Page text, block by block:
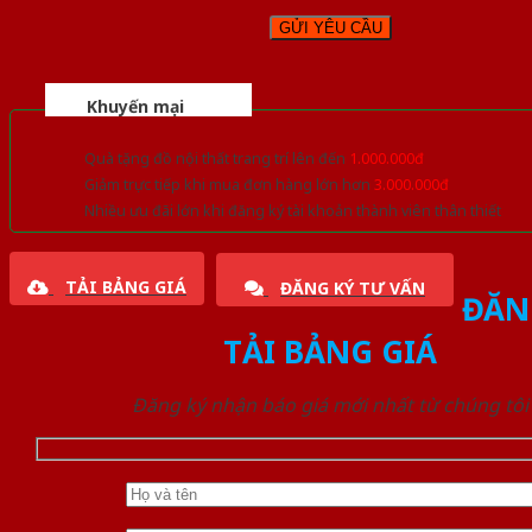
Khuyến mại
Quà tặng đồ nội thất trang trí lên đến 1.000.000đ
Giảm trực tiếp khi mua đơn hàng lớn hơn 3.000.000đ
Nhiều ưu đãi lớn khi đăng ký tài khoản thành viên thân thiết
TẢI BẢNG GIÁ ĐĂNG KÝ TƯ VẤN
TẢI BẢNG GIÁ
Đăng ký nhận báo giá mới nhất từ chúng tôi